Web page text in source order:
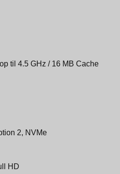
til 4.5 GHz / 16 MB Cache
2, NVMe
HD